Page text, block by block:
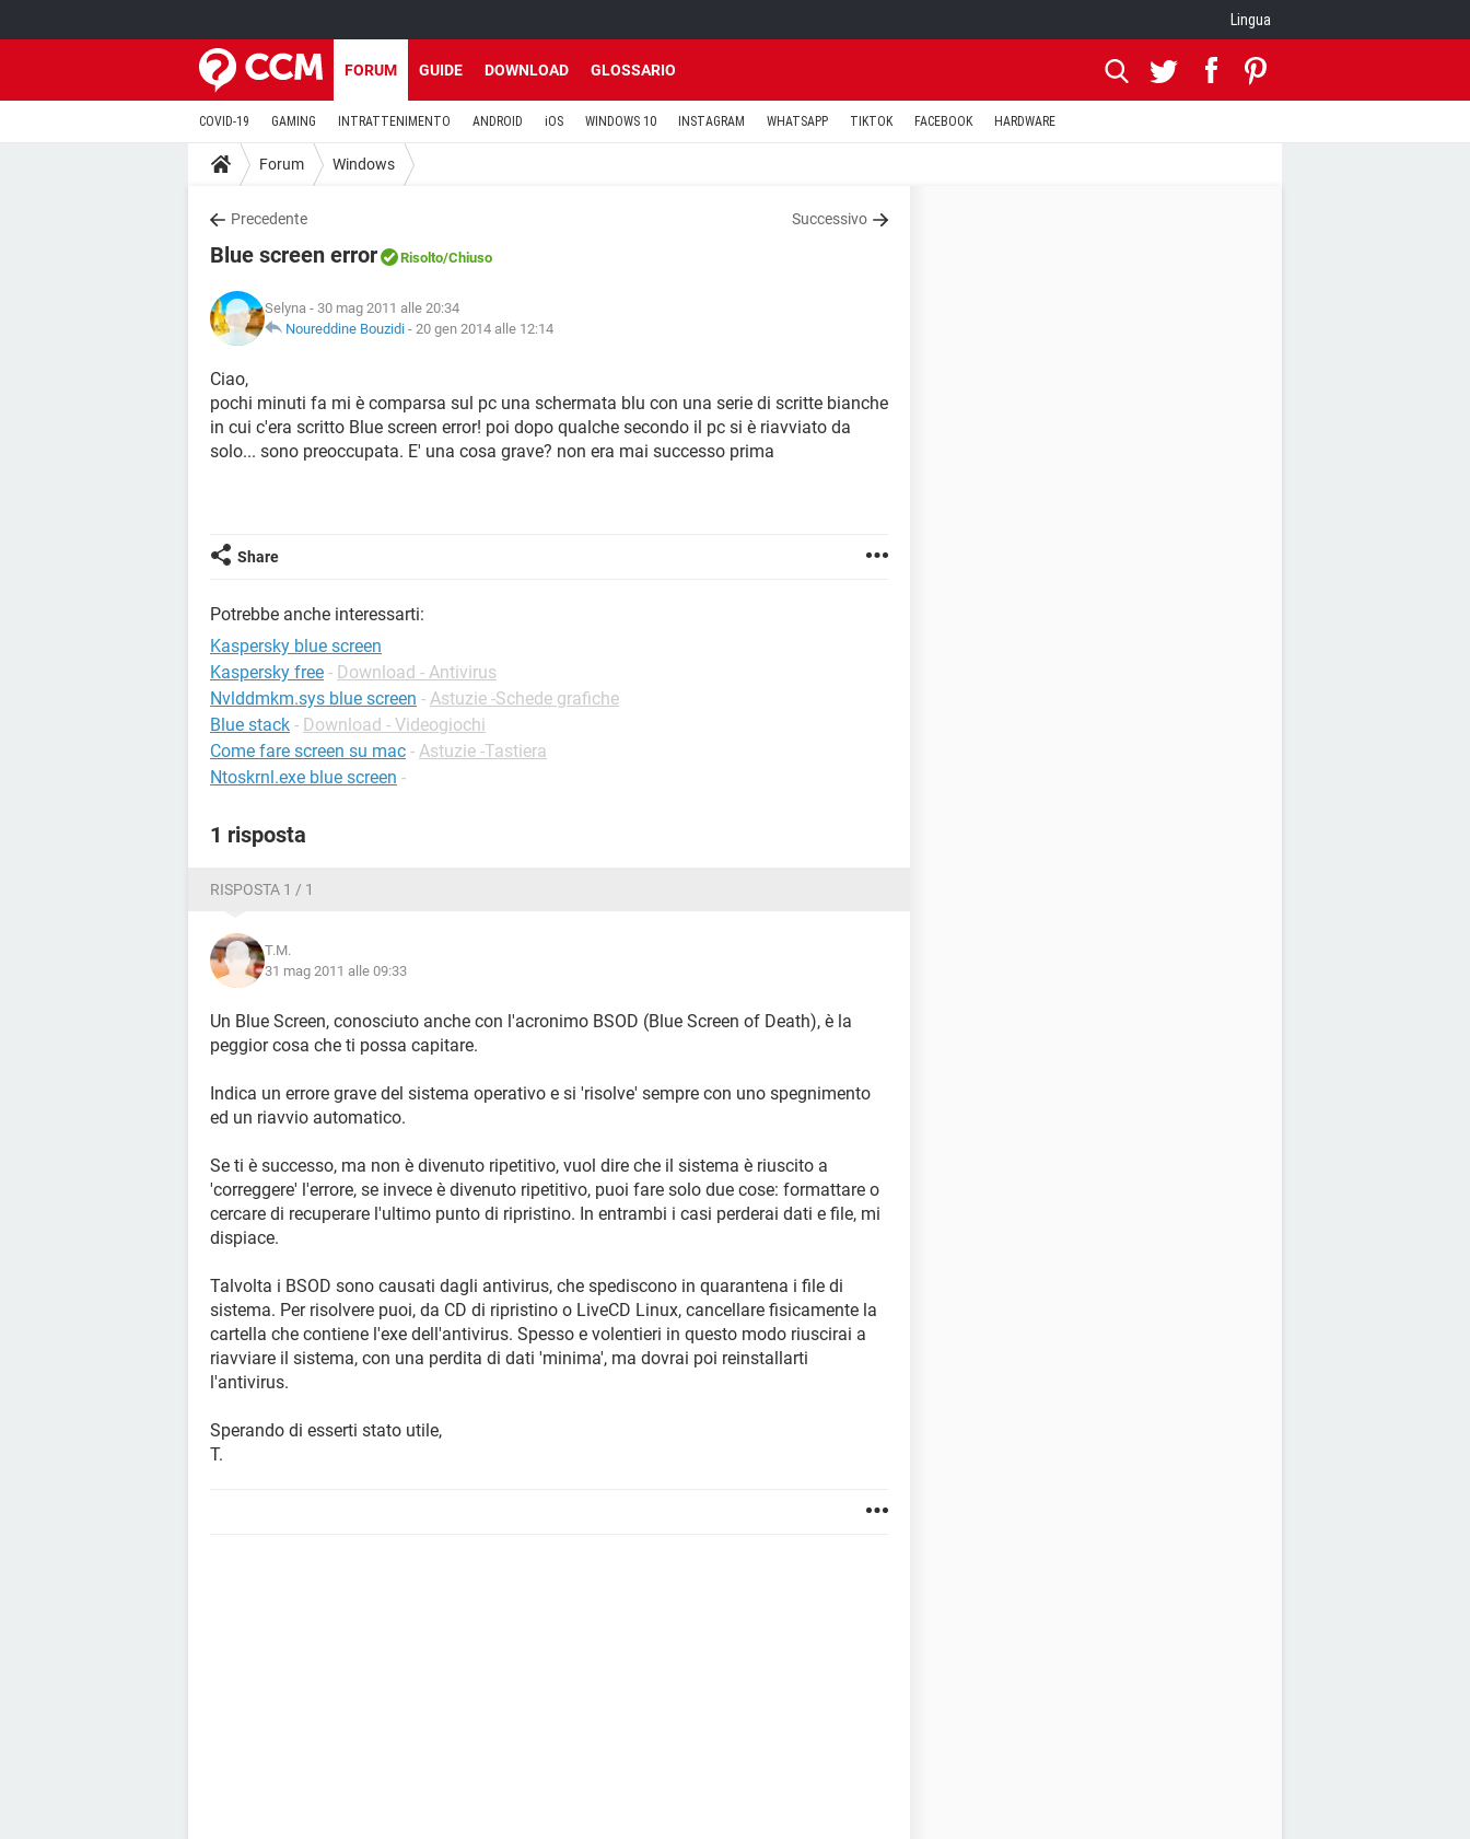
Lingua
FORUM GUIDE DOWNLOAD GLOSSARIO
COVID-19 GAMING INTRATTENIMENTO ANDROID iOS WINDOWS 10 INSTAGRAM WHATSAPP TIKTOK FACEBOOK HARDWARE
Forum Windows
Precedente Successivo
Blue screen error Risolto/Chiuso
Selyna - 30 mag 2011 alle 20:34
Noureddine Bouzidi - 20 gen 2014 alle 12:14
Ciao,
pochi minuti fa mi è comparsa sul pc una schermata blu con una serie di scritte bianche
in cui c'era scritto Blue screen error! poi dopo qualche secondo il pc si è riavviato da
solo... sono preoccupata. E' una cosa grave? non era mai successo prima
Share
Potrebbe anche interessarti:
Kaspersky blue screen
Kaspersky free - Download - Antivirus
Nvlddmkm.sys blue screen - Astuzie -Schede grafiche
Blue stack - Download - Videogiochi
Come fare screen su mac - Astuzie -Tastiera
Ntoskrnl.exe blue screen -
1 risposta
RISPOSTA 1 / 1
T.M.
31 mag 2011 alle 09:33
Un Blue Screen, conosciuto anche con l'acronimo BSOD (Blue Screen of Death), è la
peggior cosa che ti possa capitare.
Indica un errore grave del sistema operativo e si 'risolve' sempre con uno spegnimento
ed un riavvio automatico.
Se ti è successo, ma non è divenuto ripetitivo, vuol dire che il sistema è riuscito a
'correggere' l'errore, se invece è divenuto ripetitivo, puoi fare solo due cose: formattare o
cercare di recuperare l'ultimo punto di ripristino. In entrambi i casi perderai dati e file, mi
dispiace.
Talvolta i BSOD sono causati dagli antivirus, che spediscono in quarantena i file di
sistema. Per risolvere puoi, da CD di ripristino o LiveCD Linux, cancellare fisicamente la
cartella che contiene l'exe dell'antivirus. Spesso e volentieri in questo modo riuscirai a
riavviare il sistema, con una perdita di dati 'minima', ma dovrai poi reinstallarti
l'antivirus.
Sperando di esserti stato utile,
T.